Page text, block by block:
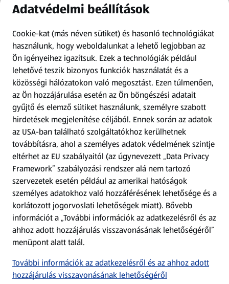
Információk
Kérdőív
Fizetési lehetőségek
ALDI utalványok
Árcsökkentés
Adattörlő alkalmazás
Szervizpont
(új oldalon nyílik meg)
Fedezz fel minket az interneten!
Töltsd le az ALDI Magyarország applikációt!
Adatvédelmi beállítások
Cookie-kat (más néven sütiket) és hasonló technológiákat
használunk, hogy weboldalunkat a lehető legjobban az
Ön igényeihez igazítsuk. Ezek a technológiák például
lehetővé teszik bizonyos funkciók használatát és a
közösségi hálózatokon való megosztást. Ezen túlmenően,
az Ön hozzájárulása esetén az Ön böngészési adatait
gyűjtő és elemző sütiket használunk, személyre szabott
hirdetések megjelenítése céljából. Ennek során az adatok
az USA-ban található szolgáltatókhoz kerülhetnek
továbbításra, ahol a személyes adatok védelmének szintje
eltérhet az EU szabályaitól (az úgynevezett „Data Privacy
Framework” szabályozási rendszer alá nem tartozó
szervezetek esetén például az amerikai hatóságok
személyes adatokhoz való hozzáférésének lehetősége és a
korlátozott jogorvoslati lehetőségek miatt). Bővebb
információt a „További információk az adatkezelésről és az
ahhoz adott hozzájárulás visszavonásának lehetőségéről”
menüpont alatt talál.
További információk az adatkezelésről és az ahhoz adott
hozzájárulás visszavonásának lehetőségéről